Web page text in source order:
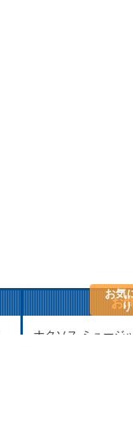
お
ナクソス ミュージ
お気
り